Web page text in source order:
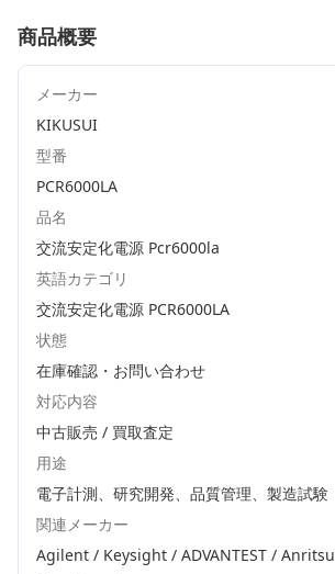
商品概要
メーカー
KIKUSUI
型番
PCR6000LA
品名
交流安定化電源 Pcr6000la
英語カテゴリ
交流安定化電源 PCR6000LA
状態
在庫確認・お問い合わせ
対応内容
中古販売 / 買取査定
用途
電子計測、研究開発、品質管理、製造試験
関連メーカー
Agilent / Keysight / ADVANTEST / Anritsu